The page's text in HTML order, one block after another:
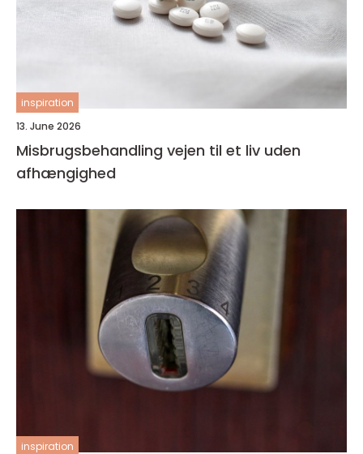
inspiration
13. June 2026
Misbrugsbehandling vejen til et liv uden
afhængighed
inspiration